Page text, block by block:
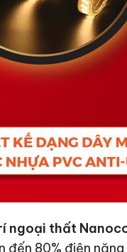
ngoại thất
đến 80% điện